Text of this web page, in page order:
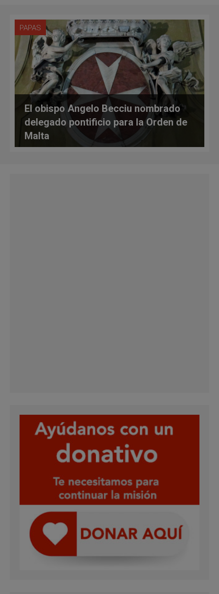
PAPAS
El obispo Angelo Becciu nombrado
delegado pontificio para la Orden de
Malta